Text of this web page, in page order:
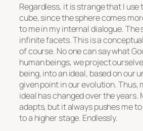
Regardless, it is strange that I use
cube, since the sphere comes
to me in my internal dialogue. The
infinite facets. This is a
of course. No one can say what
human beings, we project
being, into an ideal, based on our
given point in our evolution. Thus,
ideal has changed over the years.
adapts, but it always pushes me
to a higher stage. Endlessly.